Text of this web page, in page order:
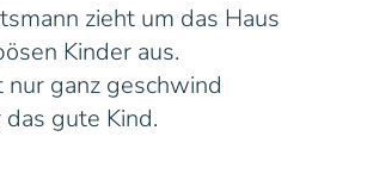
zieht um das Haus
Kinder aus.
ganz geschwind
gute Kind.